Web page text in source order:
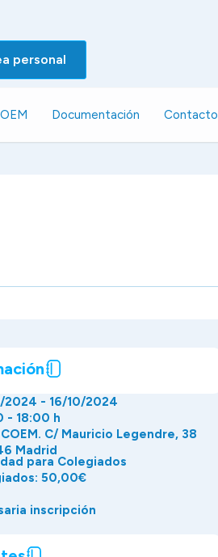
personal
Documentación Contacto
2024 - 16/10/2024
- 18:00 h
C/ Mauricio Legendre, 38
Madrid
para Colegiados
50,00€
inscripción